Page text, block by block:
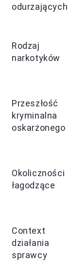
odurzających
Rodzaj
narkotyków
Przeszłość
kryminalna
oskarżonego
Okoliczności
łagodzące
Context
działania
sprawcy